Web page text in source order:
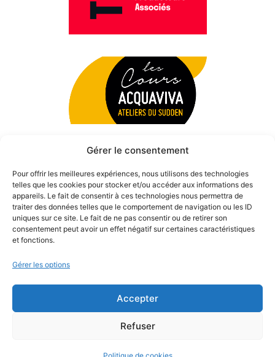
Gérer le consentement
Pour offrir les meilleures expériences, nous utilisons des technologies
telles que les cookies pour stocker et/ou accéder aux informations des
appareils. Le fait de consentir à ces technologies nous permettra de
traiter des données telles que le comportement de navigation ou les ID
uniques sur ce site. Le fait de ne pas consentir ou de retirer son
consentement peut avoir un effet négatif sur certaines caractéristiques
et fonctions.
Gérer les options
Accepter
Refuser
© 2026 Théâtre des Béliers Parisiens. | Tous droits réservés.